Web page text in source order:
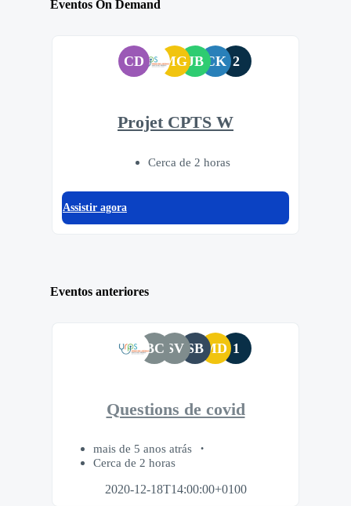
Eventos On Demand
CD MGJB CK 2
Projet CPTS W
Cerca de 2 horas
Assistir agora
Eventos anteriores
BC SV SB MD 1
Questions de covid
mais de 5 anos atrás
Cerca de 2 horas
2020-12-18T14:00:00+0100